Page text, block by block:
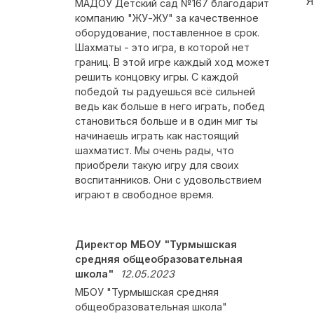
МАДОУ Детский сад №167 благодарит
компанию "ЖУ-ЖУ" за качественное
оборудование, поставленное в срок.
Шахматы - это игра, в которой нет
границ. В этой игре каждый ход может
решить концовку игры. С каждой
победой ты радуешься всё сильней
ведь как больше в него играть, побед
становиться больше и в один миг ты
начинаешь играть как настоящий
шахматист. Мы очень рады, что
приобрели такую игру для своих
воспитанников. Они с удовольствием
играют в свободное время.
Директор МБОУ "Турмышская
средняя общеобразовательная
школа"
12.05.2023
МБОУ "Турмышская средняя
общеобразовательная школа"